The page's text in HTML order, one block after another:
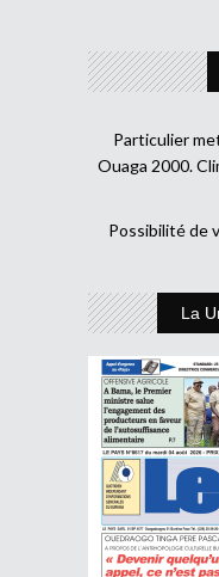
Particulier
Ouaga 2000.
Possibilité de
La